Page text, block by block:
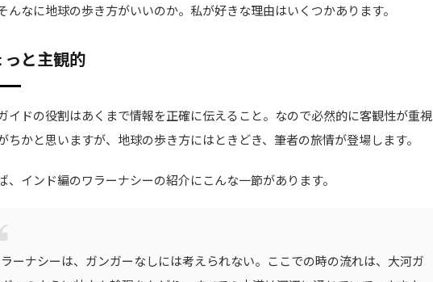
んなに地球の歩き方がいいのか。私が好きな理由はいくつかあります。
っと主観的
イドの役割はあくまで情報を正確に伝えること。なので必然的に客観性が重視
ちかと思いますが、地球の歩き方にはときどき、筆者の旅情が登場します。
、インド編のワラーナシーの紹介にこんな一節があります。
ーナシーは、ガンガーなしには考えられない。ここでの時の流れは、大河ガ